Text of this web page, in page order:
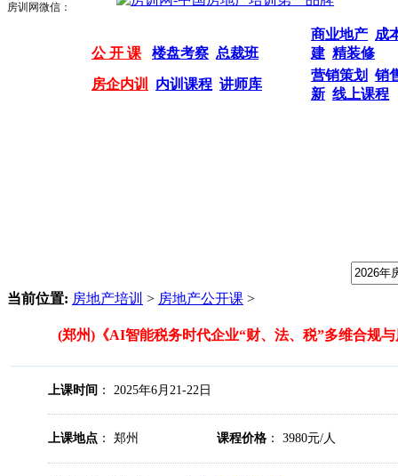
房训网微信：
公 开 课 楼盘考察 总裁班
商业地产 成
建 精装修
房企内训 内训课程 讲师库
营销策划
销
新 线上课程
当前位置: 房地产培训 > 房地产公开课 >
(郑州)《AI智能税务时代企业“财、法、税”多维合规
上课时间 ： 2025年6月21-22日
上课地点 ： 郑州 课程价格 ： 3980元/人